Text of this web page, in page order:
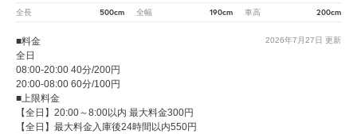
全長 500cm 全幅 190cm 車高 200cm
2026年7月27日 更新
■料金
全日
08:00-20:00 40分/200円
20:00-08:00 60分/100円
■上限料金
【全日】20:00～8:00以内 最大料金300円
【全日】最大料金入庫後24時間以内550円